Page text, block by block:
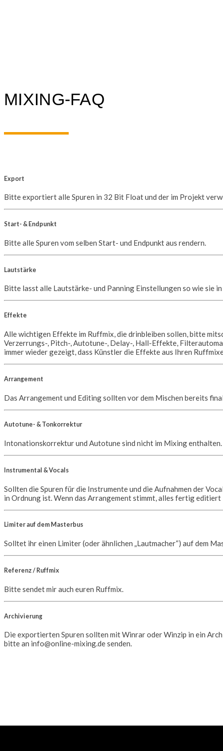
MIXING-FAQ
Export
Bitte exportiert alle Spuren in 32 Bit Float und der im Projekt
Start- & Endpunkt
Bitte alle Spuren vom selben Start- und Endpunkt aus rendern.
Lautstärke
Bitte lasst alle Lautstärke- und Panning Einstellungen so wie sie
Effekte
Alle wichtigen Effekte im Ruffmix, die drinbleiben sollen, bitte
Verzerrungs-, Pitch-, Autotune-, Delay-, Hall-Effekte,
immer wieder gezeigt, dass Künstler die Effekte aus Ihren
Arrangement
Das Arrangement und Editing sollten vor dem Mischen bereits
Autotune- & Tonkorrektur
Intonationskorrektur und Autotune sind nicht im Mixing
Instrumental & Vocals
Sollten die Spuren für die Instrumente und die Aufnahmen der
in Ordnung ist. Wenn das Arrangement stimmt, alles fertig editiert
Limiter auf dem Masterbus
Solltet ihr einen Limiter (oder ähnlichen „Lautmacher“) auf dem
Referenz / Ruffmix
Bitte sendet mir auch euren Ruffmix.
Archivierung
Die exportierten Spuren sollten mit Winrar oder Winzip in ein
bitte an info@online-mixing.de senden.